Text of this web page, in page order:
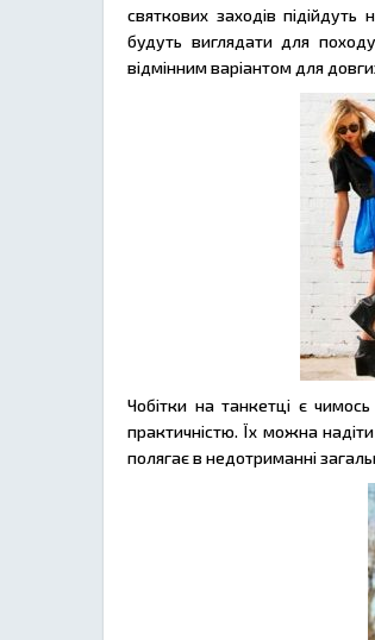
святкових заходів підійдуть
будуть виглядати для
відмінним варіантом для
Чобітки на танкетці є
практичністю. Їх можна
полягає в недотриманні